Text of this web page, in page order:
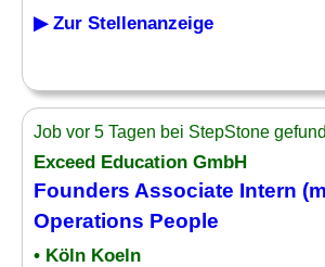
▶ Zur Stellenanzeige
Job vor 5 Tagen bei StepStone
Exceed Education GmbH
Founders Associate Intern
Operations People
• Köln Koeln